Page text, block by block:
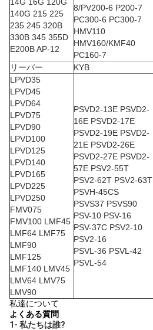
140G 215 225
235 245 320B
330B 345 355D
E200B AP-12
8/PV200-6 P200-7
PC300-6 PC300-7
HMV110
HMV160/KMF40
PC160-7
リーバー KYB
LPVD35
LPVD45
LPVD64
LPVD75
LPVD90
LPVD100
LPVD125
LPVD140
LPVD165
LPVD225
LPVD250
FMV075
FMV100 LMF45
LMF64 LMF75
LMF90
LMF125
LMF140 LMV45
LMV64 LMV75
LMV90
PSVD2-13E PSVD2-
16E PSVD2-17E
PSVD2-19E PSVD2-
21E PSVD2-26E
PSVD2-27E PSVD2-
57E PSV2-55T
PSV2-62T PSV2-63T
PSVH-45CS
PSVS37 PSVS90
PSV-10 PSV-16
PSV-37C PSV2-10
PSV2-16
PSVL-36 PSVL-42
PSVL-54
私達について
よくある質問
1- 私たちは誰?